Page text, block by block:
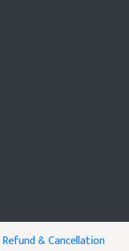
Refund & Cancellation